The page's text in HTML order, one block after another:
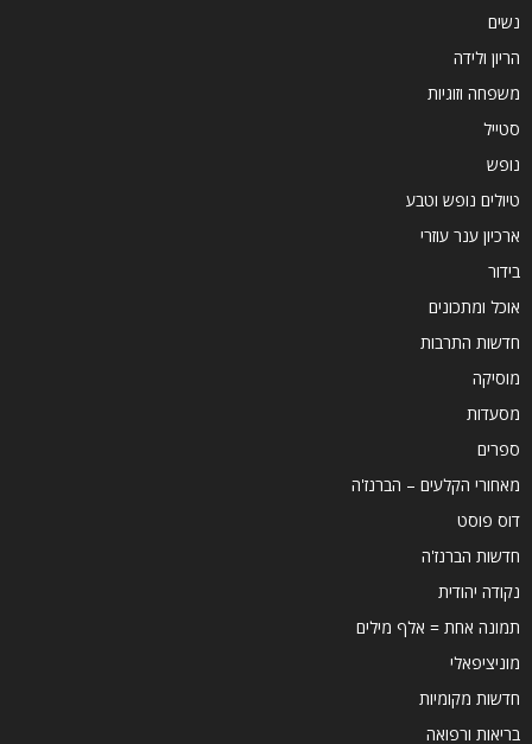
נשים
הריון ולידה
משפחה וזוגיות
סטייל
נופש
טיולים נופש וטבע
ארכיון ענר עוזרי
בידור
אוכל ומתכונים
חדשות התרבות
מוסיקה
מסעדות
ספרים
מאחורי הקלעים – הברנז'ה
דוס פוסט
חדשות הברנז'ה
נקודה יהודית
תמונה אחת = אלף מילים
מוניציפאלי
חדשות מקומיות
בריאות ורפואה